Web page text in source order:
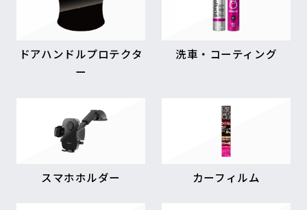
ドアハンドルプロテクタ
ー
洗車・コーティング
スマホホルダー カーフィルム